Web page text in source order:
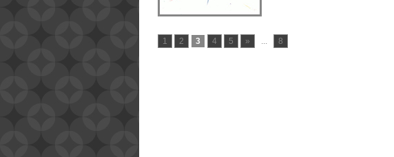
1 2 3 4 5 » ... 8